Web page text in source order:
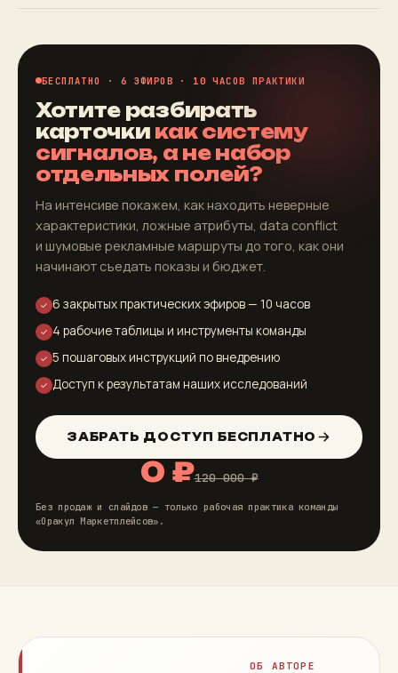
БЕСПЛАТНО · 6 ЭФИРОВ · 10 ЧАСОВ ПРАКТИКИ
Хотите разбирать
карточки как систему
сигналов, а не набор
отдельных полей?
На интенсиве покажем, как находить неверные
характеристики, ложные атрибуты, data conflict
и шумовые рекламные маршруты до того, как они
начинают съедать показы и бюджет.
✓ 6 закрытых практических эфиров — 10 часов
✓ 4 рабочие таблицы и инструменты команды
✓ 5 пошаговых инструкций по внедрению
✓ Доступ к результатам наших исследований
ЗАБРАТЬ ДОСТУП БЕСПЛАТНО
0 ₽120 000 ₽
Без продаж и слайдов — только рабочая практика команды
«Оракул Маркетплейсов».
ОБ АВТОРЕ